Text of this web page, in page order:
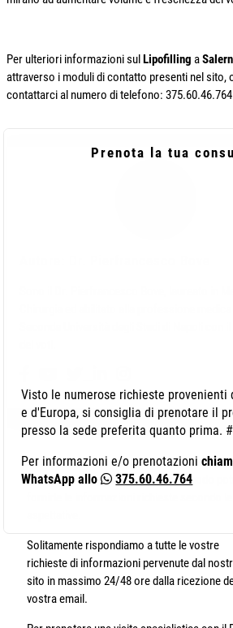
Per ulteriori informazioni sulLipofilling a
attraverso i moduli di contatto presenti nel sito,
contattarci al numero di telefono:
RICHIEDI INFORMAZIONIGRATUITE
Gentile utente la invitiamo a compilare tutti i
campi richiesti presenti, in questo modo
Solitamente rispondiamo a tutte le vostre
richieste di informazioni pervenute dal
sito in massimo 24/48 ore dalla ricezione
vostra email.
Prenota la tua
Visto le numerose richieste provenienti
e d'Europa, si consiglia di prenotare il
presso la sede preferita quanto prima.
Per informazioni e/o prenotazioni
WhatsApp allo
375.60.46.764